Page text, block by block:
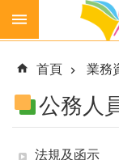
跳到主要內容區塊
生
鮮
乳
首頁 業務
公務人
法規及函示